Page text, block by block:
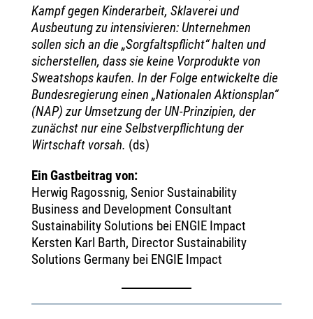
Kampf gegen Kinderarbeit, Sklaverei und
Ausbeutung zu intensivieren: Unternehmen
sollen sich an die „Sorgfaltspflicht“ halten und
sicherstellen, dass sie keine Vorprodukte von
Sweatshops kaufen. In der Folge entwickelte die
Bundesregierung einen „Nationalen Aktionsplan“
(NAP) zur Umsetzung der UN-Prinzipien, der
zunächst nur eine Selbstverpflichtung der
Wirtschaft vorsah. (ds)
Ein Gastbeitrag von:
Herwig Ragossnig, Senior Sustainability
Business and Development Consultant
Sustainability Solutions bei ENGIE Impact
Kersten Karl Barth, Director Sustainability
Solutions Germany bei ENGIE Impact